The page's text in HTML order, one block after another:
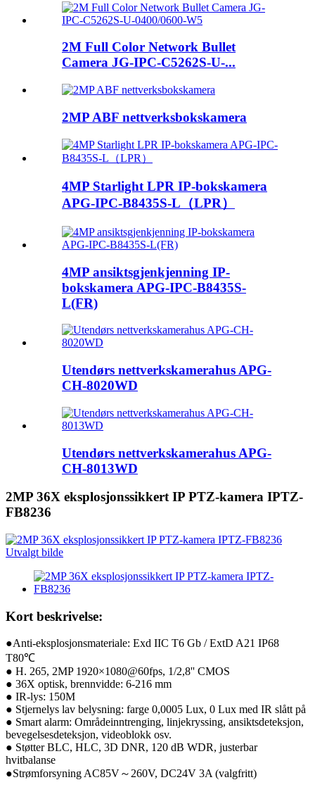
2M Full Color Network Bullet
Camera JG-IPC-C5262S-U-...
2MP ABF nettverksbokskamera
4MP Starlight LPR IP-bokskamera
APG-IPC-B8435S-L（LPR）
4MP ansiktsgjenkjenning IP-
bokskamera APG-IPC-B8435S-
L(FR)
Utendørs nettverkskamerahus APG-
CH-8020WD
Utendørs nettverkskamerahus APG-
CH-8013WD
2MP 36X eksplosjonssikkert IP PTZ-kamera IPTZ-
FB8236
Kort beskrivelse:
●Anti-eksplosjonsmateriale: Exd IIC T6 Gb / ExtD A21 IP68
T80℃
● H. 265, 2MP 1920×1080@60fps, 1/2,8'' CMOS
● 36X optisk, brennvidde: 6-216 mm
● IR-lys: 150M
● Stjernelys lav belysning: farge 0,0005 Lux, 0 Lux med IR slått på
● Smart alarm: Områdeinntrenging, linjekryssing, ansiktsdeteksjon,
bevegelsesdeteksjon, videoblokk osv.
● Støtter BLC, HLC, 3D DNR, 120 dB WDR, justerbar
hvitbalanse
●Strømforsyning AC85V～260V, DC24V 3A (valgfritt)